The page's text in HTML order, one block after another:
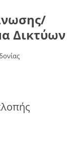
Δικτύων